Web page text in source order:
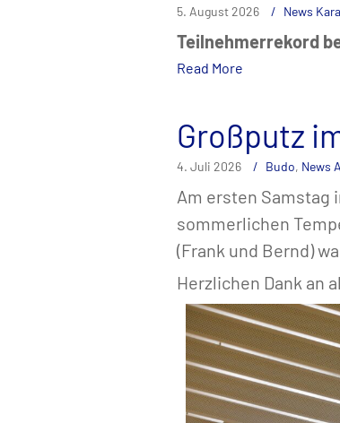
5. August 2026 News
Teilnehmerrekord
Read More
Großputz
4. Juli 2026 Budo, News
Am ersten Samstag
sommerlichen
(Frank und Bernd)
Herzlichen Dank an